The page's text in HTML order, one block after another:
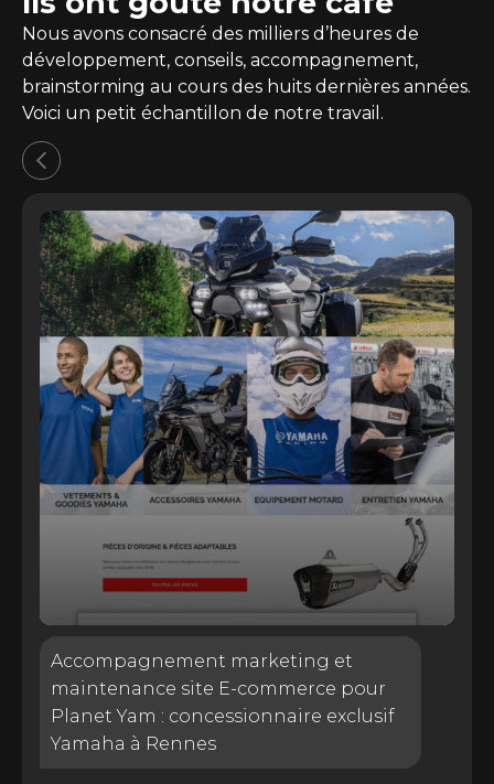
Nous avons consacré des milliers d’heures de
développement, conseils, accompagnement,
brainstorming au cours des huits dernières années.
Voici un petit échantillon de notre travail.
Accompagnement marketing et
maintenance site E-commerce pour
Planet Yam : concessionnaire exclusif
Yamaha à Rennes